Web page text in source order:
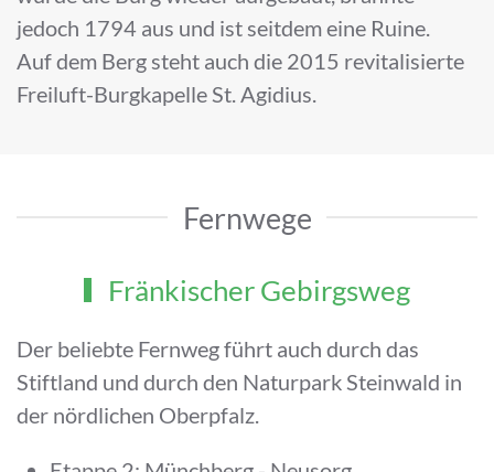
jedoch 1794 aus und ist seitdem eine Ruine.
Auf dem Berg steht auch die 2015 revitalisierte
Freiluft-Burgkapelle St. Agidius.
Fernwege
Fränkischer Gebirgsweg
Der beliebte Fernweg führt auch durch das
Stiftland und durch den Naturpark Steinwald in
der nördlichen Oberpfalz.